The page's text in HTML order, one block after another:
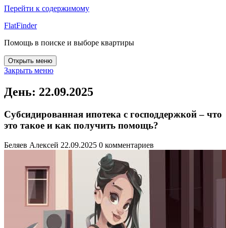
Перейти к содержимому
FlatFinder
Помощь в поиске и выборе квартиры
Открыть меню
Закрыть меню
День: 22.09.2025
Субсидированная ипотека с господдержкой – что
это такое и как получить помощь?
Беляев Алексей 22.09.2025 0 комментариев